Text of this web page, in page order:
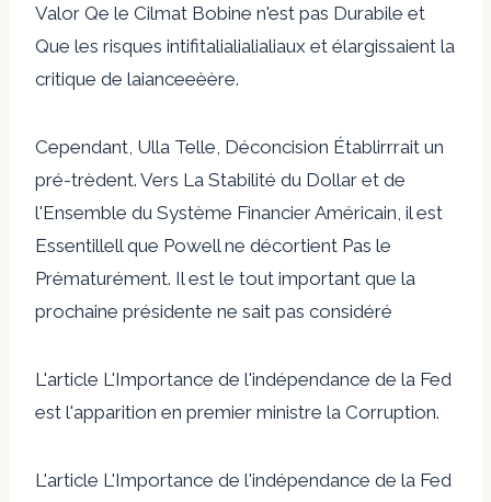
Valor Qe le Cilmat Bobine n'est pas Durabile et
Que les risques intifitalialialialiaux et élargissaient la
critique de laianceeèère.
Cependant, Ulla Telle, Déconcision Établirrrait un
pré-trèdent. Vers La Stabilité du Dollar et de
l'Ensemble du Système Financier Américain, il est
Essentillell que Powell ne décortient Pas le
Prématurément. Il est le tout important que la
prochaine présidente ne sait pas considéré
L'article L'Importance de l'indépendance de la Fed
est l'apparition en premier ministre la Corruption.
L'article L'Importance de l'indépendance de la Fed